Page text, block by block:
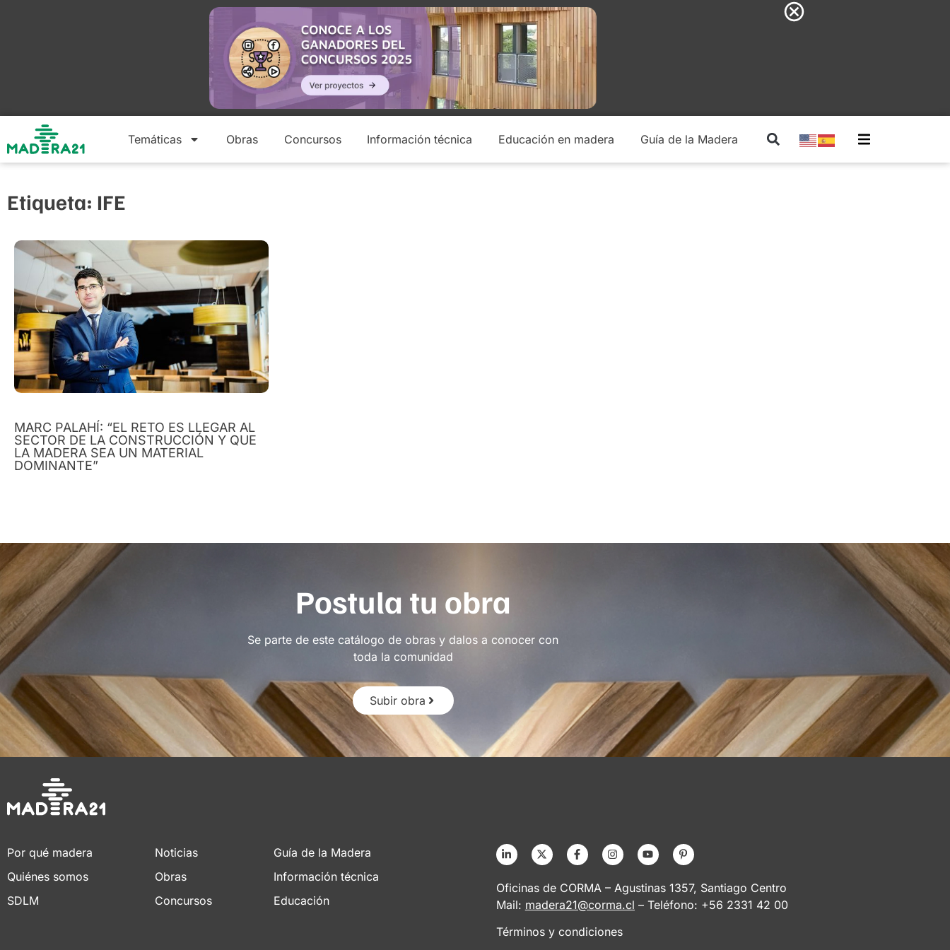
Temáticas Obras Concursos Información técnica Educación en madera Guía de la Madera
Etiqueta: IFE
MARC PALAHÍ: “EL RETO ES LLEGAR AL
SECTOR DE LA CONSTRUCCIÓN Y QUE
LA MADERA SEA UN MATERIAL
DOMINANTE”
Postula tu obra
Se parte de este catálogo de obras y dalos a conocer con
toda la comunidad
Subir obra
Por qué madera
Quiénes somos
SDLM
Noticias
Obras
Concursos
Guía de la Madera
Información técnica
Educación
Oficinas de CORMA – Agustinas 1357, Santiago Centro
Mail: madera21@corma.cl – Teléfono: +56 2331 42 00
Términos y condiciones